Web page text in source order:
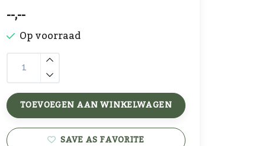
--,--
Op voorraad
TOEVOEGEN AAN WINKELWAGEN
SAVE AS FAVORITE